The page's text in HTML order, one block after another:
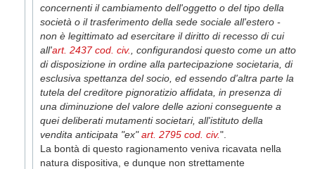
concernenti il cambiamento dell'oggetto o del tipo della
società o il trasferimento della sede sociale all'estero -
non è legittimato ad esercitare il diritto di recesso di cui
all'art. 2437 cod. civ.
, configurandosi questo come un atto
di disposizione in ordine alla partecipazione societaria, di
esclusiva spettanza del socio, ed essendo d'altra parte la
tutela del creditore pignoratizio affidata, in presenza di
una diminuzione del valore delle azioni conseguente a
quei deliberati mutamenti societari, all'istituto della
vendita anticipata "ex"art. 2795 cod. civ.".
La bontà di questo ragionamento veniva ricavata nella
natura dispositiva, e dunque non strettamente